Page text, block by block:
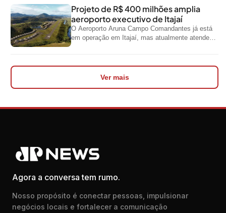
Projeto de R$ 400 milhões amplia
aeroporto executivo de Itajaí
O Aeroporto Aruna Campo Comandantes já está
em operação em Itajaí, mas atualmente atende
Ver mais
Agora a conversa tem rumo.
Nosso propósito é conectar pessoas, impulsionar
negócios locais e fortalecer a comunicação